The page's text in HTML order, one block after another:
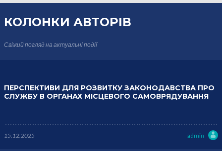
КОЛОНКИ АВТОРІВ
Свіжий погляд на актуальні події
ПЕРСПЕКТИВИ ДЛЯ РОЗВИТКУ ЗАКОНОДАВСТВА ПРО
СЛУЖБУ В ОРГАНАХ МІСЦЕВОГО САМОВРЯДУВАННЯ
15.12.2025 admin